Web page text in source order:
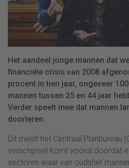
Het aandeel jonge mannen dat
financiële crisis van 2008
procent in tien jaar, ongeveer
mannen tussen 25 en 44 jaar
Verder speelt mee dat mannen
doorleren.
Dit meldt het Centraal Planbureau
verschijnsel komt vooral doordat
sectoren waar van oudsher